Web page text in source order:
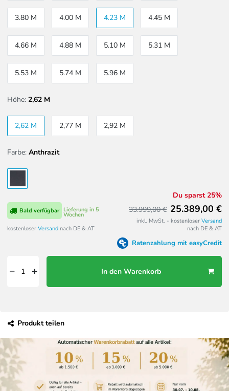
3.80 M 4.00 M 4.23 M 4.45 M
4.66 M 4.88 M 5.10 M 5.31 M
5.53 M 5.74 M 5.96 M
Höhe: 2,62 M
2,62 M 2,77 M 2,92 M
Farbe: Anthrazit
Lieferung in 5
Wochen
Bald verfügbar
kostenloser Versand nach DE & AT
Du sparst 25%
33.999,00 € 25.389,00 €
inkl. MwSt. - kostenloser Versand
nach DE & AT
Ratenzahlung mit easyCredit
In den Warenkorb
Produkt teilen